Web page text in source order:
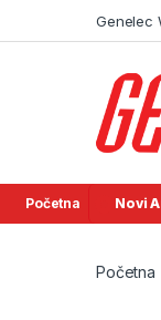
Genelec
Početna Novi
Početna